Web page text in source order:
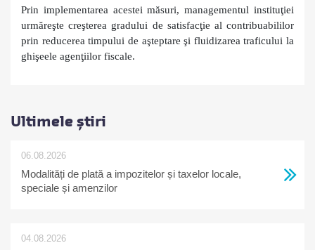
Prin implementarea acestei măsuri, managementul instituţiei
urmăreşte creşterea gradului de satisfacţie al contribuabililor
prin reducerea timpului de aşteptare şi fluidizarea traficului la
ghişeele agenţiilor fiscale.
Ultimele știri
06.08.2026
Modalități de plată a impozitelor și taxelor locale,
speciale și amenzilor
04.08.2026